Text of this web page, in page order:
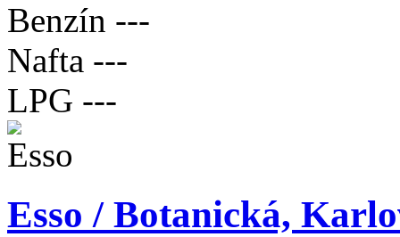
Benzín ---
Nafta ---
LPG ---
Esso / Botanická,